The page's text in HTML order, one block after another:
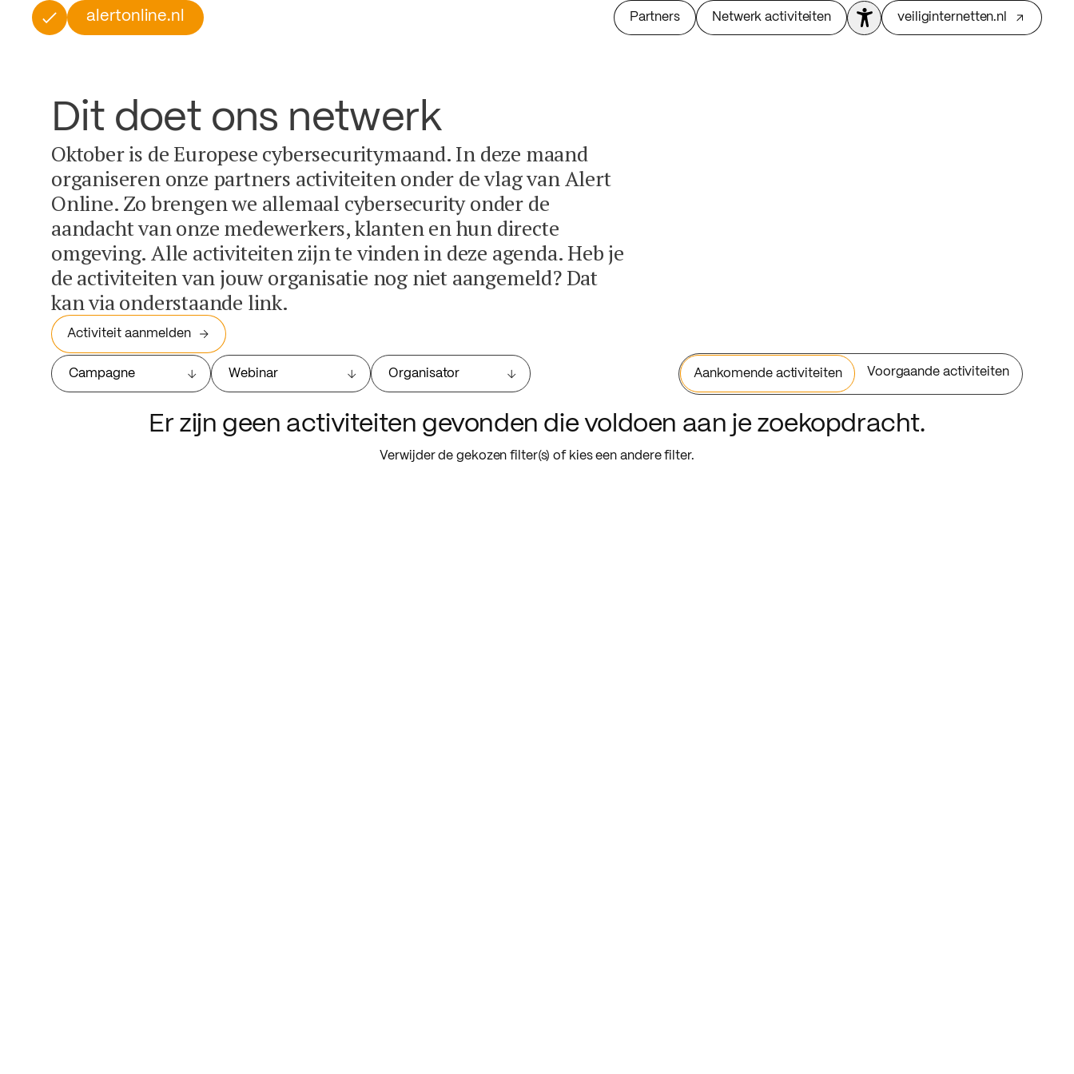
alertonline.nl Partners Netwerk activiteiten veiliginternetten.nl
Dit doet ons netwerk
Oktober is de Europese cybersecuritymaand. In deze maand
organiseren onze partners activiteiten onder de vlag van Alert
Online. Zo brengen we allemaal cybersecurity onder de
aandacht van onze medewerkers, klanten en hun directe
omgeving. Alle activiteiten zijn te vinden in deze agenda. Heb je
de activiteiten van jouw organisatie nog niet aangemeld? Dat
kan via onderstaande link.
Activiteit aanmelden
Campagne Webinar Organisator Aankomende activiteiten Voorgaande activiteiten
Er zijn geen activiteiten gevonden die voldoen aan je zoekopdracht.
Verwijder de gekozen filter(s) of kies een andere filter.